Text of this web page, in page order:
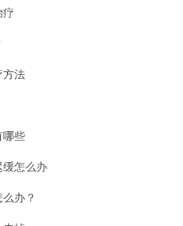
方法
哪些
怎么办
办？